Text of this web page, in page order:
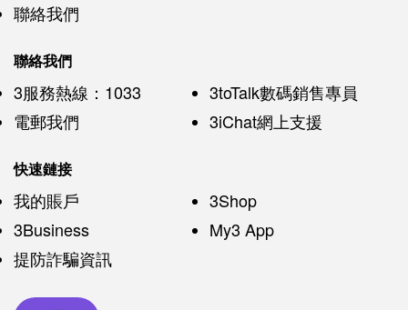
聯絡我們
聯絡我們
3服務熱線：1033
3toTalk數碼銷售專員
電郵我們
3iChat網上支援
快速鏈接
我的賬戶
3Shop
3Business
My3 App
提防詐騙資訊